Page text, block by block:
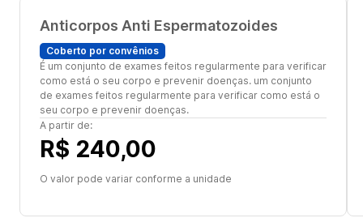
Anticorpos Anti Espermatozoides
Coberto por convênios
É um conjunto de exames feitos regularmente para verificar
como está o seu corpo e prevenir doenças. um conjunto
de exames feitos regularmente para verificar como está o
seu corpo e prevenir doenças.
A partir de:
R$ 240,00
O valor pode variar conforme a unidade